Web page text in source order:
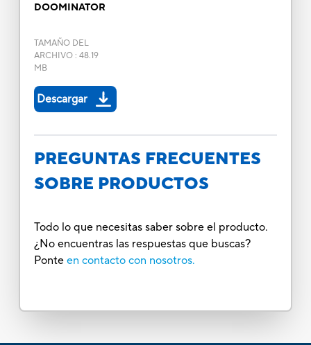
DOOMINATOR
TAMAÑO DEL
ARCHIVO: 48.19
MB
Descargar
PREGUNTAS FRECUENTES
SOBRE PRODUCTOS
Todo lo que necesitas saber sobre el producto.
¿No encuentras las respuestas que buscas?
Ponte en contacto con nosotros.